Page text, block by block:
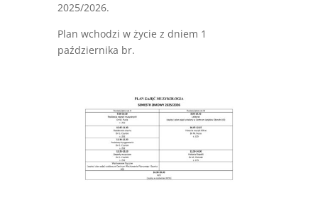
2025/2026.
Plan wchodzi w życie z dniem 1
października br.